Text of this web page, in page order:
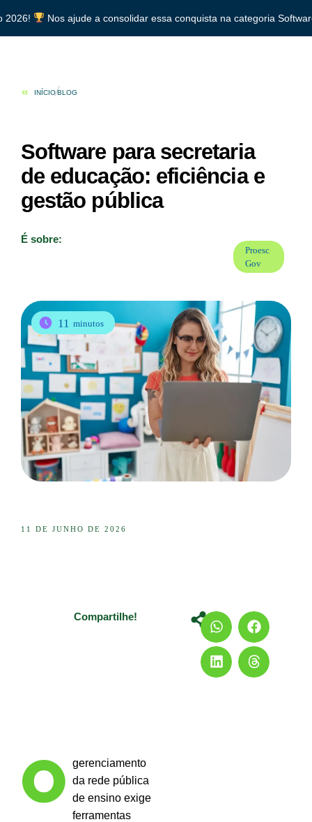
Nos ajude a consolidar essa conquista na categoria Software
INÍCIOBLOG
Software para secretaria
de educação: eficiência e
gestão pública
É sobre:
Proesc
Gov
11 minutos
11 DE JUNHO DE 2026
Compartilhe!
O gerenciamento
da rede pública
de ensino exige
ferramentas